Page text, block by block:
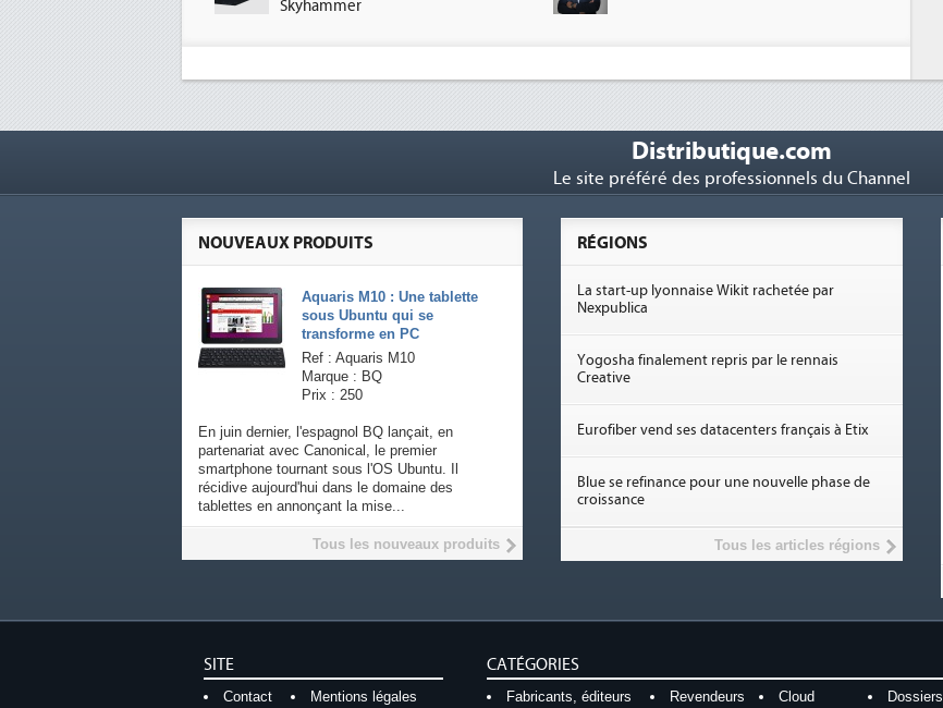
Skyhammer
Distributique.com
Le site préféré des professionnels du Channel
NOUVEAUX PRODUITS
Aquaris M10 : Une tablette
sous Ubuntu qui se
transforme en PC
Ref : Aquaris M10
Marque : BQ
Prix : 250
En juin dernier, l'espagnol BQ lançait, en
partenariat avec Canonical, le premier
smartphone tournant sous l'OS Ubuntu. Il
récidive aujourd'hui dans le domaine des
tablettes en annonçant la mise...
Tous les nouveaux produits
RÉGIONS
La start-up lyonnaise Wikit rachetée par
Nexpublica
Yogosha finalement repris par le rennais
Creative
Eurofiber vend ses datacenters français à Etix
Blue se refinance pour une nouvelle phase de
croissance
Tous les articles régions
SITE
Contact Mentions légales
CATÉGORIES
Fabricants, éditeurs Revendeurs Cloud Dossiers